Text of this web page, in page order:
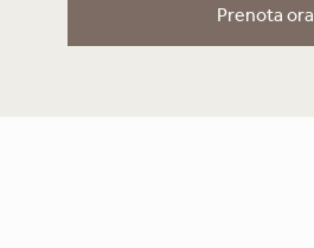
Prenota ora